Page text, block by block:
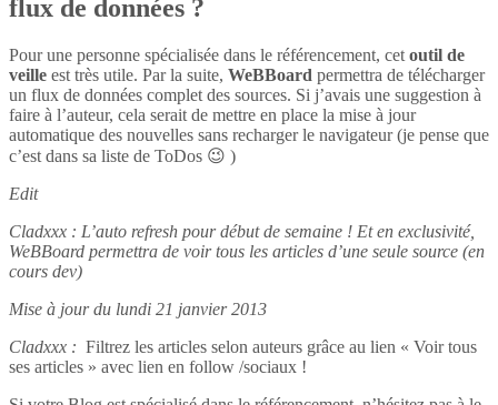
flux de données ?
Pour une personne spécialisée dans le référencement, cet outil de
veille est très utile. Par la suite, WeBBoard permettra de télécharger
un flux de données complet des sources. Si j’avais une suggestion à
faire à l’auteur, cela serait de mettre en place la mise à jour
automatique des nouvelles sans recharger le navigateur (je pense que
c’est dans sa liste de ToDos 😉 )
Edit
Cladxxx : L’auto refresh pour début de semaine ! Et en exclusivité,
WeBBoard permettra de voir tous les articles d’une seule source (en
cours dev)
Mise à jour du lundi 21 janvier 2013
Cladxxx : Filtrez les articles selon auteurs grâce au lien « Voir tous
ses articles » avec lien en follow /sociaux !